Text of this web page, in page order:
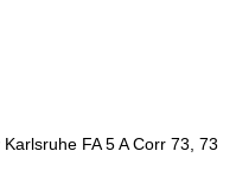
FA 5 A Corr 73, 73